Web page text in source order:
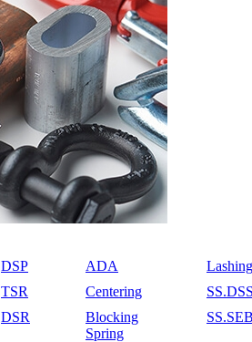
DSP
TSR
DSR
ADA
Centering
Blocking
Spring
Lashing